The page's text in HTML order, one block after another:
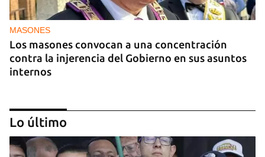
MASONES
Los masones convocan a una concentración
contra la injerencia del Gobierno en sus asuntos
internos
Lo último